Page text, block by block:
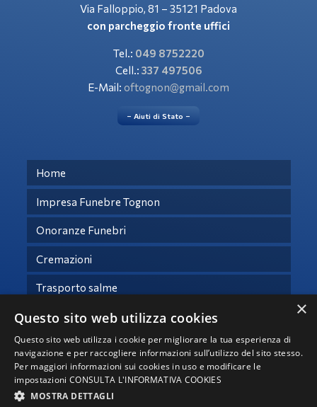
Via Falloppio, 81 – 35121 Padova
con parcheggio fronte uffici
Tel.: 049 8752220
Cell.: 337 497506
E-Mail: oftognon@gmail.com
– Aiuti di Stato –
Home
Impresa Funebre Tognon
Onoranze Funebri
Cremazioni
Trasporto salme
Necrologi
Contatti
© Copyright 2021 -
×
Questo sito web utilizza cookies
Questo sito web utilizza i cookie per migliorare la tua esperienza di
navigazione e per raccogliere informazioni sull’utilizzo del sito stesso.
Per maggiori informazioni sui cookies in uso e modificare le
impostazioni CONSULTA L'INFORMATIVA COOKIES
MOSTRA DETTAGLI